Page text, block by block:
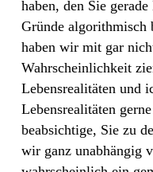
haben, den Sie
Gründe algorithmisch
haben wir mit gar
Wahrscheinlichkeit
Lebensrealitäten und
Lebensrealitäten
beabsichtige, Sie zu
wir ganz unabhängig